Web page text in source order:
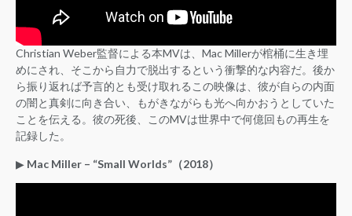
Christian Weber監督による本MVは、Mac Millerが棺桶に生き埋
めにされ、そこから自力で脱出するという衝撃的な内容だ。後か
ら振り返れば予言的とも受け取れるこの映像は、彼が自らの内面
の闇と真剣に向き合い、もがきながらも光へ向かおうとしていた
ことを伝える。彼の死後、このMVは世界中で何億回もの再生を
記録した。
▶︎ Mac Miller – “Small Worlds”（2018）